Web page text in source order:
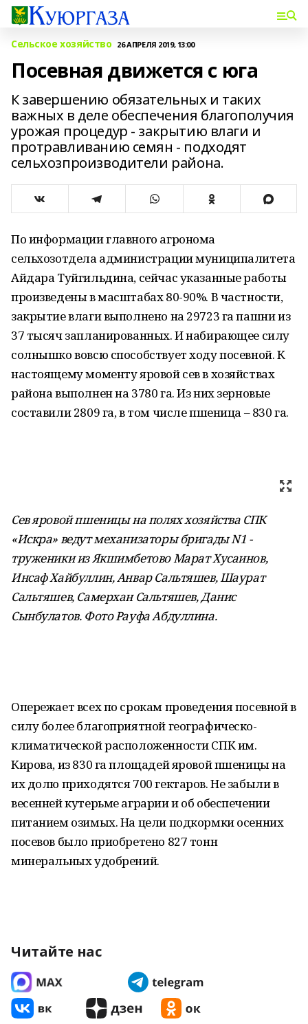
Сельское хозяйство 26 АПРЕЛЯ 2019, 13:00
Посевная движется с юга
К завершению обязательных и таких
важных в деле обеспечения благополучия
урожая процедур - закрытию влаги и
протравливанию семян - подходят
сельхозпроизводители района.
По информации главного агронома
сельхозотдела администрации муниципалитета
Айдара Туйгильдина, сейчас указанные работы
произведены в масштабах 80-90%. В частности,
закрытие влаги выполнено на 29723 га пашни из
37 тысяч запланированных. И набирающее силу
солнышко вовсю способствует ходу посевной. К
настоящему моменту яровой сев в хозяйствах
района выполнен на 3780 га. Из них зерновые
составили 2809 га, в том числе пшеница – 830 га.
Сев яровой пшеницы на полях хозяйства СПК
«Искра» ведут механизаторы бригады N1 -
труженики из Якшимбетово Марат Хусаинов,
Инсаф Хайбуллин, Анвар Сальтяшев, Шаурат
Сальтяшев, Самерхан Сальтяшев, Данис
Сынбулатов. Фото Рауфа Абдуллина.
Опережает всех по срокам проведения посевной в
силу более благоприятной географическо-
климатической расположенности СПК им.
Кирова, из 830 га площадей яровой пшеницы на
их долю приходятся 700 гектаров. Не забыли в
весенней кутерьме аграрии и об обеспечении
питанием озимых. На цели подкормки осенних
посевов было приобретено 827 тонн
минеральных удобрений.
Читайте нас